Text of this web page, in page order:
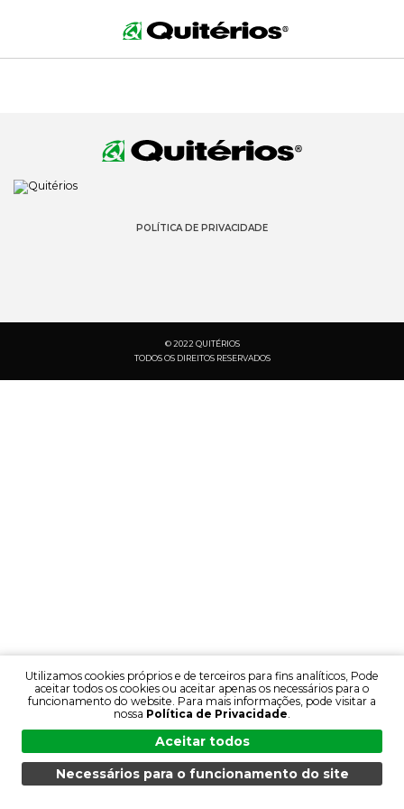
POLÍTICA DE PRIVACIDADE
© 2022 QUITÉRIOS
TODOS OS DIREITOS RESERVADOS
MENU PESQUISA PRODUTOS PT
Utilizamos cookies próprios e de terceiros para fins analíticos, Pode
aceitar todos os cookies ou aceitar apenas os necessários para o
funcionamento do website. Para mais informações, pode visitar a
nossa Política de Privacidade.
Aceitar todos
Necessários para o funcionamento do site